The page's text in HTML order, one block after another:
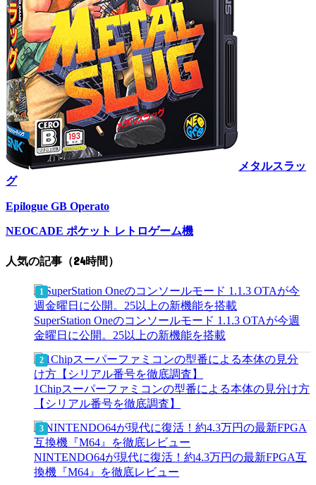
メタルスラッ
グ
Epilogue GB Operato
NEOCADE ポケット レトロゲーム機
人気の記事（24時間）
SuperStation Oneのコンソールモード 1.1.3 OTAが今週
金曜日に公開。25以上の新機能を搭載
1Chipスーパーファミコンの型番による本体の見分け方
【シリアル番号を徹底調査】
NINTENDO64が現代に復活！約4.3万円の最新FPGA互
換機『M64』を徹底レビュー